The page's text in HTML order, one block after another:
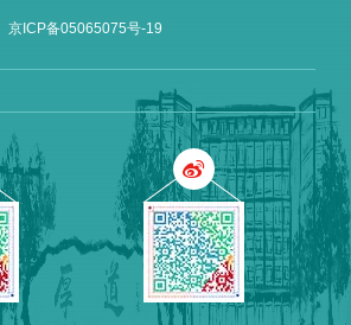
京ICP备05065075号-19